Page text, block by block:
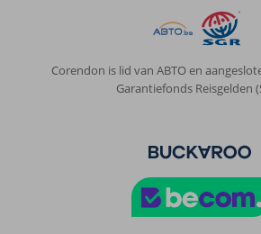
Corendon is lid van ABTO en
Garantiefonds Reisgelden